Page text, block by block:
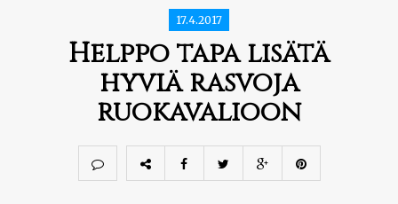
17.4.2017
Helppo tapa lisätä
hyviä rasvoja
ruokavalioon